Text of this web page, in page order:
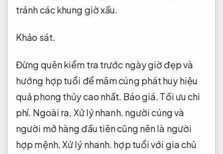
tránh các khung giờ xấu.
Khảo sát.
Đừng quên kiểm tra trước ngày giờ đẹp và
hướng hợp tuổi để mâm cúng phát huy hiệu
quả phong thủy cao nhất. Báo giá. Tối ưu chi
phí. Ngoài ra, Xử lý nhanh. người cúng và
người mở hàng đầu tiên cũng nên là người
hợp mệnh,Xử lý nhanh. hợp tuổi với gia chủ